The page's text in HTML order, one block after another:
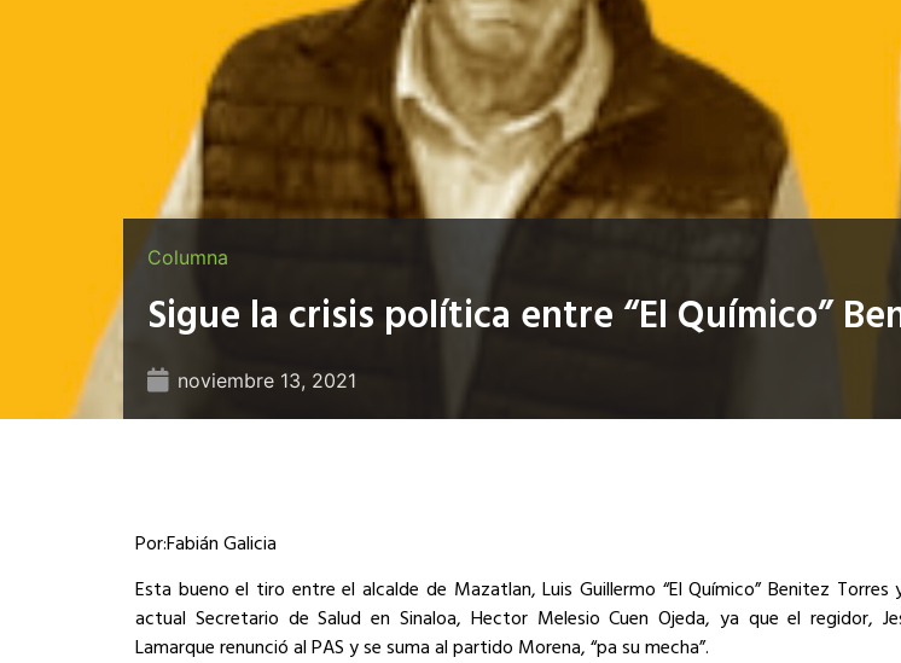
Columna
Sigue la crisis política entre “El Químico”
noviembre 13, 2021
Por:Fabián Galicia
Esta bueno el tiro entre el alcalde de Mazatlan, Luis Guillermo “El Químico” Benitez Torres
actual Secretario de Salud en Sinaloa, Hector Melesio Cuen Ojeda, ya que el regidor,
Lamarque renunció al PAS y se suma al partido Morena, “pa su mecha”.